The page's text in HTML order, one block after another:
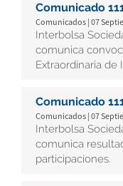
Comunicado
Comunicados | 07
Interbolsa
comunica
Extraordinaria de
Comunicado
Comunicados | 07
Interbolsa
comunica
participaciones.